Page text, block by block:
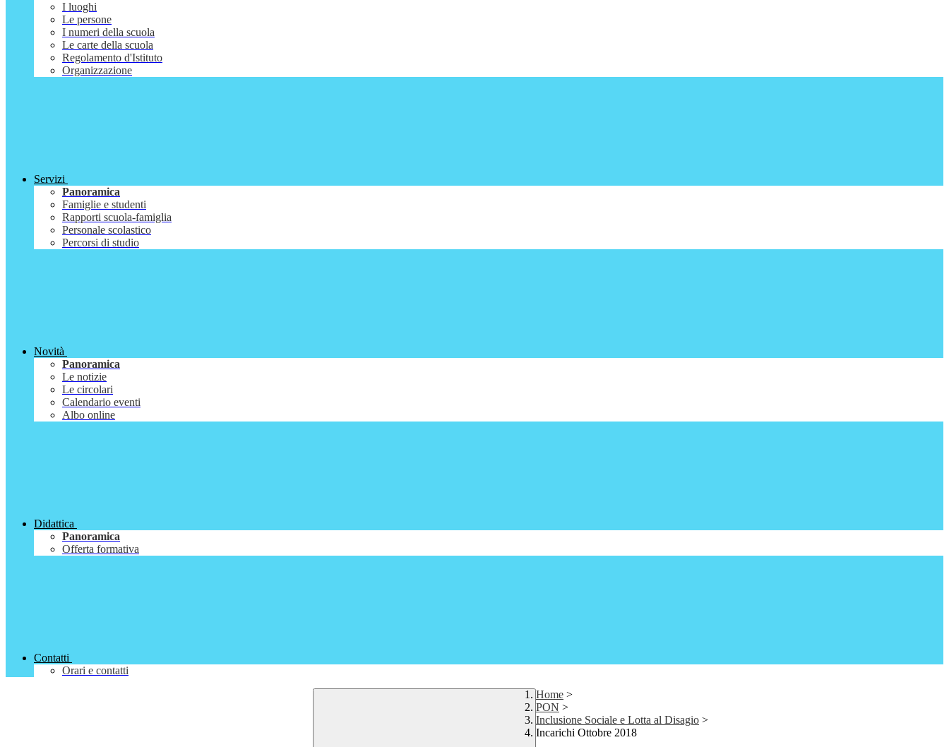
I luoghi
Le persone
I numeri della scuola
Le carte della scuola
Regolamento d'Istituto
Organizzazione
Servizi
Panoramica
Famiglie e studenti
Rapporti scuola-famiglia
Personale scolastico
Percorsi di studio
Novità
Panoramica
Le notizie
Le circolari
Calendario eventi
Albo online
Didattica
Panoramica
Offerta formativa
Contatti
Orari e contatti
Home >
PON >
Inclusione Sociale e Lotta al Disagio >
Incarichi Ottobre 2018